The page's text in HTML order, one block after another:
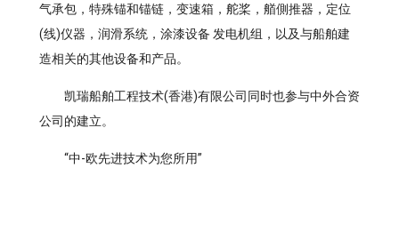
气承包，特殊锚和锚链，变速箱，舵桨，艏側推器，定位
(线)仪器，润滑系统，涂漆设备 发电机组，以及与船舶建
造相关的其他设备和产品。
凯瑞船舶工程技术(香港)有限公司同时也参与中外合资
公司的建立。
“中-欧先进技术为您所用”